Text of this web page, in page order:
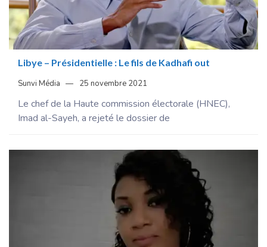
Libye – Présidentielle : Le fils de Kadhafi out
Sunvi Média 25 novembre 2021
Le chef de la Haute commission électorale (HNEC),
Imad al-Sayeh, a rejeté le dossier de